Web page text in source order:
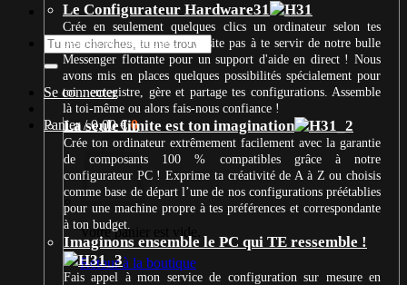
Recherche
pour :
Se connecter
Panier /0,00€ 0
Votre panier est vide.
Retour à la boutique
Le Configurateur Hardware31
Crée en seulement quelques clics un ordinateur selon tes
besoins et ton budget. N’hésite pas à te servir de notre bulle
Messenger flottante pour un support d'aide en direct ! Nous
avons mis en places quelques possibilités spécialement pour
toi : enregistre, gère et partage tes configurations. Assemble
là toi-même ou alors fais-nous confiance !
La seule limite est ton imagination
Crée ton ordinateur extrêmement facilement avec la garantie
de composants 100 % compatibles grâce à notre
configurateur PC ! Exprime ta créativité de A à Z ou choisis
comme base de départ l’une de nos configurations préétablies
pour une machine propre à tes préférences et correspondante
à ton budget.
Imaginons ensemble le PC qui TE ressemble !
Fais appel à mon service de configuration sur mesure en